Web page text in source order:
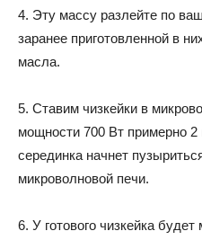
4. Эту массу разлейте по
заранее приготовленной в
масла.
5. Ставим чизкейки в
мощности 700 Вт примерно 2
серединка начнет
микроволновой печи.
6. У готового чизкейка